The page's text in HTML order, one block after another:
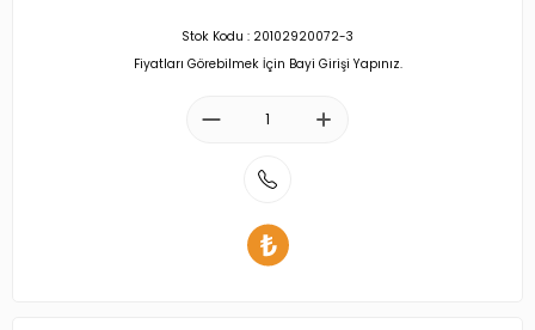
Stok Kodu : 20102920072-3
Fiyatları Görebilmek İçin Bayi Girişi Yapınız.